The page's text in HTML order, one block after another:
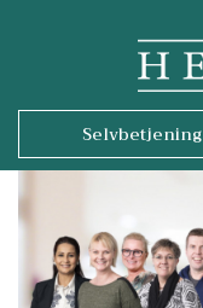
Selvbetjening